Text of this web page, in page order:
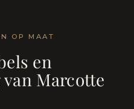
OP MAAT
en
Marcotte